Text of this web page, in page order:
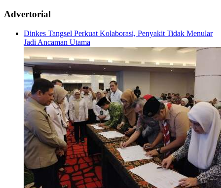
Advertorial
Dinkes Tangsel Perkuat Kolaborasi, Penyakit Tidak Menular
Jadi Ancaman Utama